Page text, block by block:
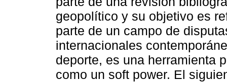
geopolítico y su objetivo es
parte de un campo de
internacionales
deporte, es una herramienta
como un soft power. El